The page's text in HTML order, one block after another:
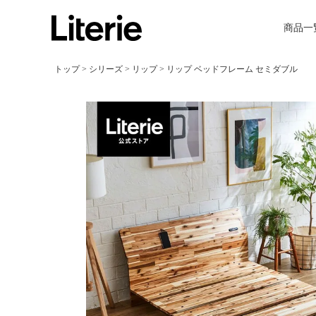
商品一
トップ シリーズ リップ リップ ベッドフレーム セミダブル